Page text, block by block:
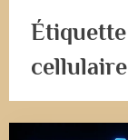
cellulaire